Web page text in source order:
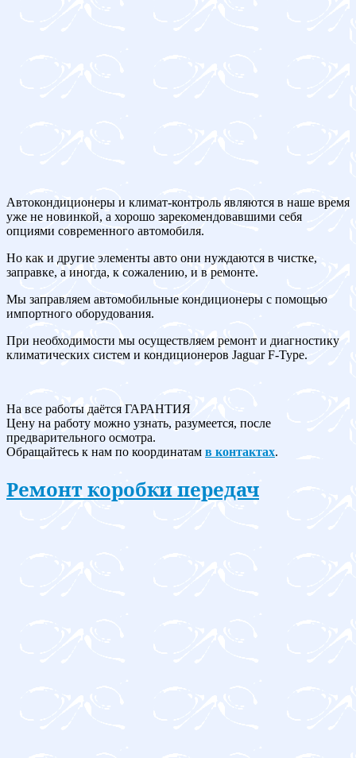
Автокондиционеры и климат-контроль являются в наше время
уже не новинкой, а хорошо зарекомендовавшими себя
опциями современного автомобиля.
Но как и другие элементы авто они нуждаются в чистке,
заправке, а иногда, к сожалению, и в ремонте.
Мы заправляем автомобильные кондиционеры с помощью
импортного оборудования.
При необходимости мы осуществляем ремонт и диагностику
климатических систем и кондиционеров Jaguar F-Type.
На все работы даётся ГАРАНТИЯ
Цену на работу можно узнать, разумеется, после
предварительного осмотра.
Обращайтесь к нам по координатам в контактах.
Ремонт коробки передач